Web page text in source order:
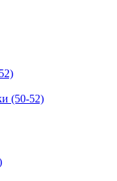
(50-52)